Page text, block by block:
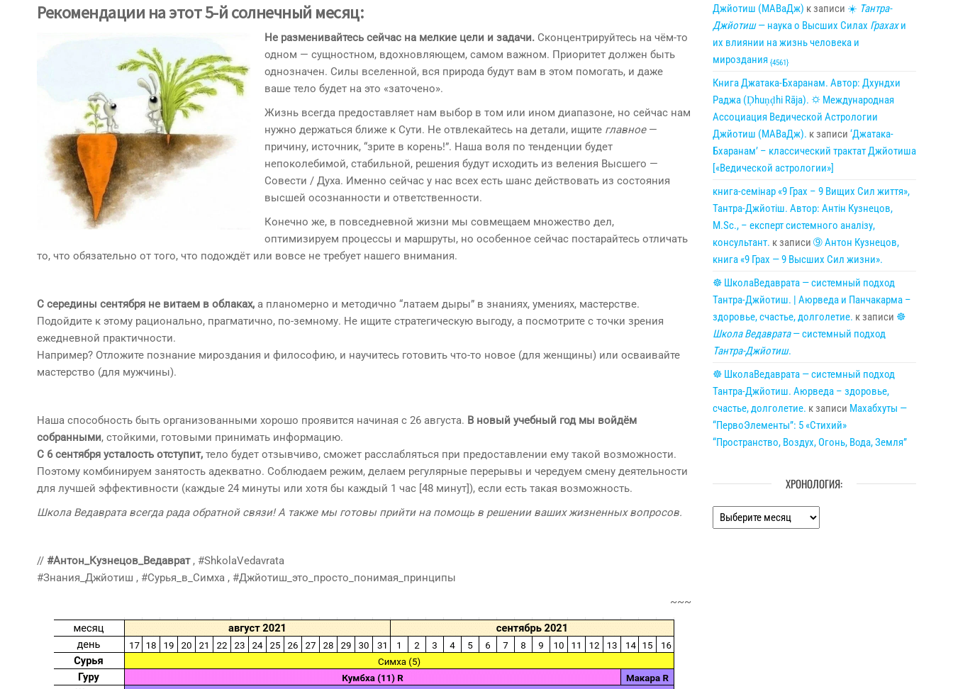
Рекомендации на этот 5-й солнечный месяц:
Не разменивайтесь сейчас на мелкие цели и задачи. Сконцентрируйтесь на чём-то
одном — сущностном, вдохновляющем, самом важном. Приоритет должен быть
однозначен. Силы вселенной, вся природа будут вам в этом помогать, и даже
ваше тело будет на это «заточено».
Жизнь всегда предоставляет нам выбор в том или ином диапазоне, но сейчас нам
нужно держаться ближе к Сути. Не отвлекайтесь на детали, ищите главное—
причину, источник, “зрите в корень!”. Наша воля по тенденции будет
непоколебимой, стабильной, решения будут исходить из веления Высшего —
Совести / Духа. Именно сейчас у нас всех есть шанс действовать из состояния
высшей осознанности и ответственности.
Конечно же, в повседневной жизни мы совмещаем множество дел,
оптимизируем процессы и маршруты, но особенное сейчас постарайтесь отличать
то, что обязательно от того, что подождёт или вовсе не требует нашего внимания.
С середины сентября не витаем в облаках, а планомерно и методично “латаем дыры” в знаниях, умениях, мастерстве.
Подойдите к этому рационально, прагматично, по-земному. Не ищите стратегическую выгоду, а посмотрите с точки зрения
ежедневной практичности.
Например? Отложите познание мироздания и философию, и научитесь готовить что-то новое (для женщины) или осваивайте
мастерство (для мужчины).
Наша способность быть организованными хорошо проявится начиная с 26 августа. В новый учебный год мы войдём
собранными, стойкими, готовыми принимать информацию.
С 6 сентября усталость отступит, тело будет отзывчиво, сможет расслабляться при предоставлении ему такой возможности.
Поэтому комбинируем занятость адекватно. Соблюдаем режим, делаем регулярные перерывы и чередуем смену деятельности
для лучшей эффективности (каждые 24 минуты или хотя бы каждый 1 час [48 минут]), если есть такая возможность.
Школа Ведаврата всегда рада обратной связи! А также мы готовы прийти на помощь в решении ваших жизненных вопросов.
// #Антон_Кузнецов_Ведаврат, #ShkolaVedavrata
#Знания_Джйотиш , #Сурья_в_Симха , #Джйотиш_это_просто_понимая_принципы
~~~
Джйотиш (МАВаДж) к записи ☀ Тантра-
Джйотиш— наука о Высших Силах Грахахи
их влиянии на жизнь человека и
мироздания {4561}
Книга Джатака-Бхаранам. Автор: Дхундхи
Раджа (Ḍhuṇḍhi Rāja). 🌣 Международная
Ассоциация Ведической Астрологии
Джйотиш (МАВаДж). к записи ‘Джатака-
Бхаранам’ – классический трактат Джйотиша
[«Ведической астрологии»]
книга-семінар «9 Грах – 9 Вищих Сил життя»,
Тантра-Джйотіш. Автор: Антін Кузнецов,
M.Sc., – експерт системного аналізу,
консультант. к записи ➈ Антон Кузнецов,
книга «9 Грах — 9 Высших Сил жизни».
☸ ШколаВедаврата — системный подход
Тантра-Джйотиш. | Аюрведа и Панчакарма –
здоровье, счастье, долголетие. к записи ☸
Школа Ведаврата— системный подход
Тантра-Джйотиш.
☸ ШколаВедаврата — системный подход
Тантра-Джйотиш. Аюрведа – здоровье,
счастье, долголетие. к записи Махабхуты —
“ПервоЭлементы”: 5 «Стихий»
“Пространство, Воздух, Огонь, Вода, Земля”
ХРОНОЛОГИЯ:
Хронология: